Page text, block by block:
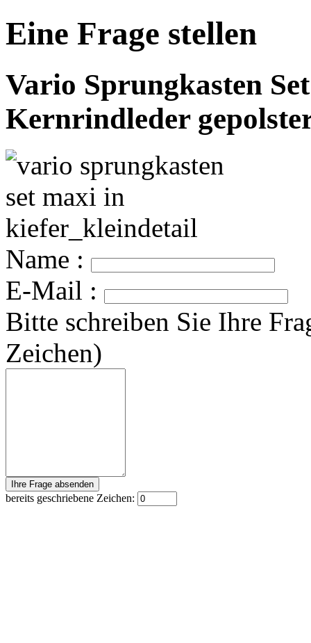
Eine Frage stellen
Vario Sprungkasten
Kernrindleder
Name :
E-Mail :
Bitte schreiben Sie Ihre
Zeichen)
bereits geschriebene Zeichen: